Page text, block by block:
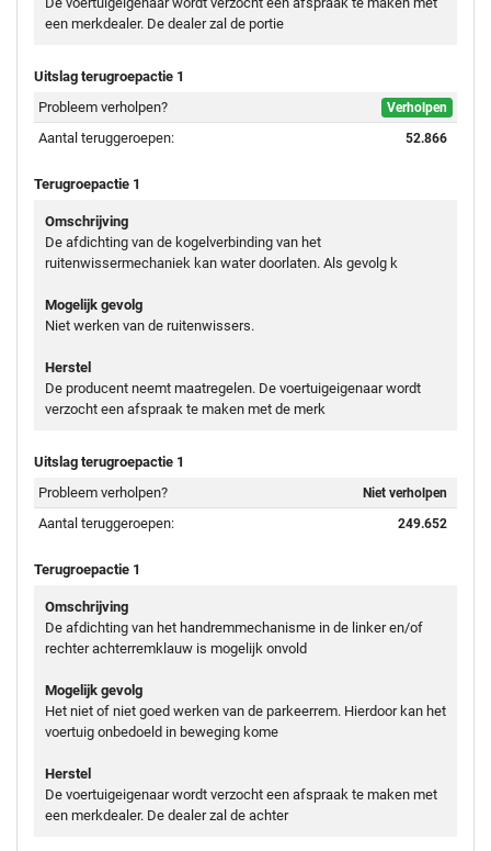
een merkdealer. De dealer zal de portie
Uitslag terugroepactie 1
Probleem verholpen?
Verholpen
Aantal teruggeroepen: 52.866
Terugroepactie 1
Omschrijving
De afdichting van de kogelverbinding van het
ruitenwissermechaniek kan water doorlaten. Als gevolg k
Mogelijk gevolg
Niet werken van de ruitenwissers.
Herstel
De producent neemt maatregelen. De voertuigeigenaar wordt
verzocht een afspraak te maken met de merk
Uitslag terugroepactie 1
Probleem verholpen?
Niet verholpen
Aantal teruggeroepen: 249.652
Terugroepactie 1
Omschrijving
De afdichting van het handremmechanisme in de linker en/of
rechter achterremklauw is mogelijk onvold
Mogelijk gevolg
Het niet of niet goed werken van de parkeerrem. Hierdoor kan het
voertuig onbedoeld in beweging kome
Herstel
De voertuigeigenaar wordt verzocht een afspraak te maken met
een merkdealer. De dealer zal de achter